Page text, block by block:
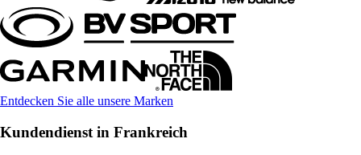
Entdecken Sie alle unsere Marken
Kundendienst in Frankreich